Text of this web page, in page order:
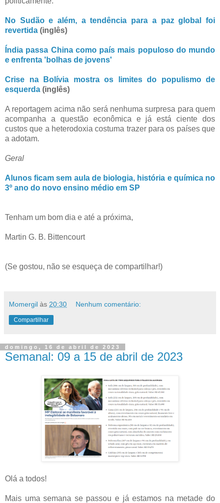
No Sudão e além, a tendência para a paz global foi
revertida (inglês)
Índia passa China como país mais populoso do mundo
e enfrenta 'bolhas de jovens'
Crise na Bolívia mostra os limites do populismo de
esquerda (inglês)
A reportagem acima não será nenhuma surpresa para quem
acompanha a questão econômica e já está ciente dos
custos que a heterodoxia costuma trazer para os países que
a adotam.
Geral
Alunos ficam sem aula de biologia, história e química no
3º ano do novo ensino médio em SP
Tenham um bom dia e até a próxima,
Martin G. B. Bittencourt
(Se gostou, não se esqueça de compartilhar!)
Momergil às 20:30 Nenhum comentário:
Compartilhar
domingo, 16 de abril de 2023
Semanal: 09 a 15 de abril de 2023
Olá a todos!
Mais uma semana se passou e já estamos na metade do